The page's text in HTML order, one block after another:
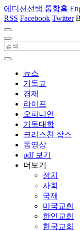
에디션선택 통합홈
RSS Facebook Twitter
뉴스
기독교
경제
라이프
오피니언
기독대학
크리스천 잡스
동영상
pdf 보기
더보기
정치
사회
국제
미국교회
한인교회
한국교회